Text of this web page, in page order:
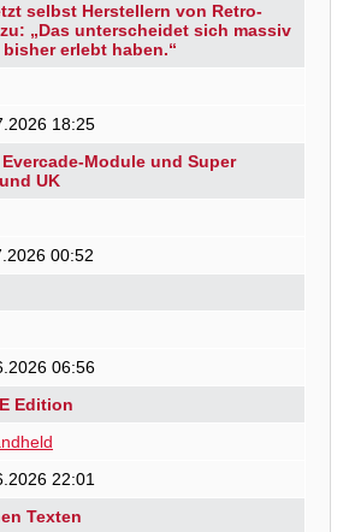
selbst Herstellern von Retro-
„Das unterscheidet sich massiv
erlebt haben.“
18:25
Module und Super
UK
00:52
06:56
Edition
22:01
Texten